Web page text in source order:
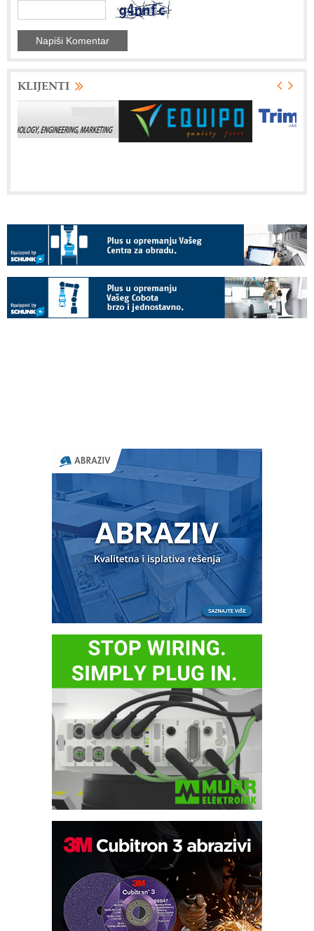
KLIJENTI
Potpuna efikasnost bez složenih
sistema
Trajna oznaka kao dugoročna korist
Bezbednost na prvom mestu!